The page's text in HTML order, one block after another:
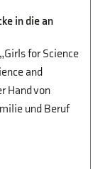
in die an
for Science
and
Hand von
und Beruf